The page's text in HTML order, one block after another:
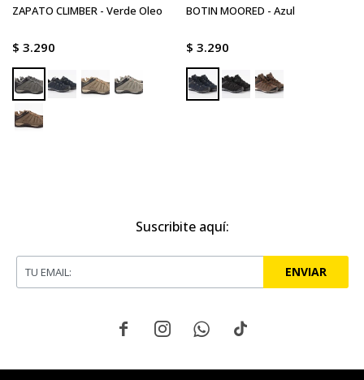
ZAPATO CLIMBER - Verde Oleo
$ 3.290
BOTIN MOORED - Azul
$ 3.290
Suscribite aquí:
ENVIAR
   